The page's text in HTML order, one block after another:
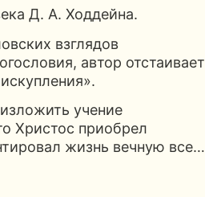
Д. А. Ходдейна.
взглядов
автор отстаивает
учение
Христос приобрел
жизнь вечную все…